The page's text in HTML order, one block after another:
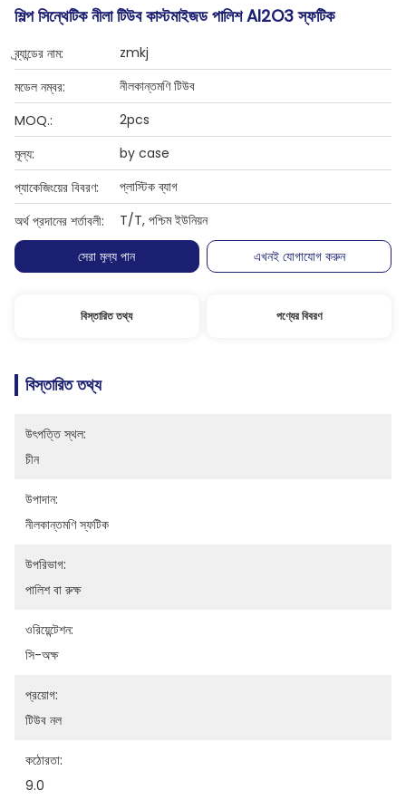
শিল্প সিন্থেটিক নীলা টিউব কাস্টমাইজড পালিশ Al2O3 স্ফটিক
ব্র্যান্ডের নাম:
zmkj
মডেল নম্বর:
নীলকান্তমণি টিউব
MOQ.:
2pcs
মূল্য:
by case
প্যাকেজিংয়ের বিবরণ:
প্লাস্টিক ব্যাগ
অর্থ প্রদানের শর্তাবলী:
T/T, পশ্চিম ইউনিয়ন
সেরা মূল্য পান
এখনই যোগাযোগ করুন
বিস্তারিত তথ্য পণ্যের বিবরণ
বিস্তারিত তথ্য
উৎপত্তি স্থল:
চীন
উপাদান:
নীলকান্তমণি স্ফটিক
উপরিভাগ:
পালিশ বা রুক্ষ
ওরিয়েন্টেশন:
সি-অক্ষ
প্রয়োগ:
টিউব নল
কঠোরতা:
9.0